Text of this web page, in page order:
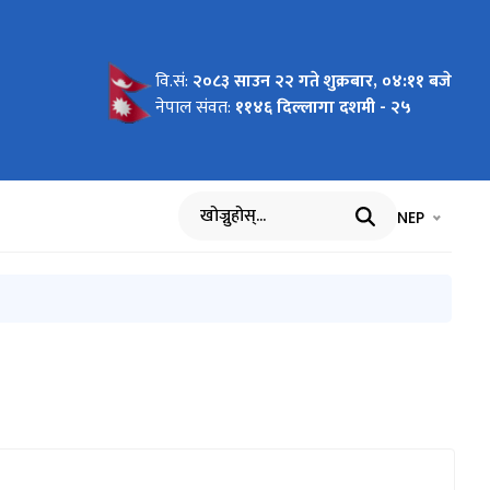
०७२) वि.सं: २०८३ साउन २२ गते शुक्रबार, ०४:११ बजे
नेपाल संवत: ११४६ दिल्लागा दशमी - २५
खोज्नुहोस् भाषा चयन
NEP